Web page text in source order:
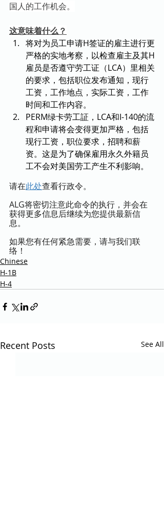
国人的工作机会。
这意味着什么？
将对为员工申请H签证的雇主进行更
严格的实地考察，以检查雇主及其H
雇员是否遵守劳工证（LCA）里相关
的要求，包括职位发布通知，现行
工资，工作地点，实际工资，工作
时间和工作内容。
PERM绿卡劳工証，LCA和I-140的流
程和申请将会变得更加严格，包括
现行工资，职位要求，招聘和薪
资。这是为了确保雇用永久外籍员
工不会对美国劳工产生不利影响。
请在此处查看行政令。
ALG将密切注意此命令的执行，并会在
获得更多信息后继续为您提供最新信
息。
如果您有任何紧急需要，请与我们联
络！
Chinese
H-1B
H-4
Recent Posts See All